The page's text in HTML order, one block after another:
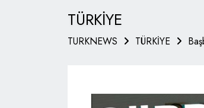
TÜRKİYE
TURKNEWS TÜRKİYE